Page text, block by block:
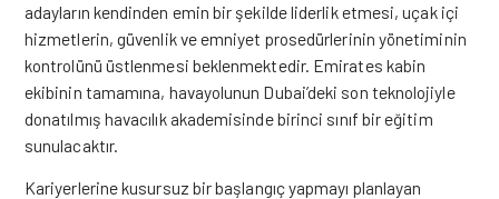
adayların kendinden emin bir şekilde liderlik etmesi, uçak içi
hizmetlerin, güvenlik ve emniyet prosedürlerinin yönetiminin
kontrolünü üstlenmesi beklenmektedir. Emirates kabin
ekibinin tamamına, havayolunun Dubai’deki son teknolojiyle
donatılmış havacılık akademisinde birinci sınıf bir eğitim
sunulacaktır.
Kariyerlerine kusursuz bir başlangıç yapmayı planlayan